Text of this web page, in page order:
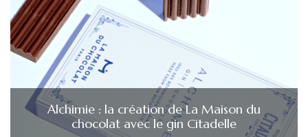
Alchimie : la création de La Maison du
chocolat avec le gin Citadelle